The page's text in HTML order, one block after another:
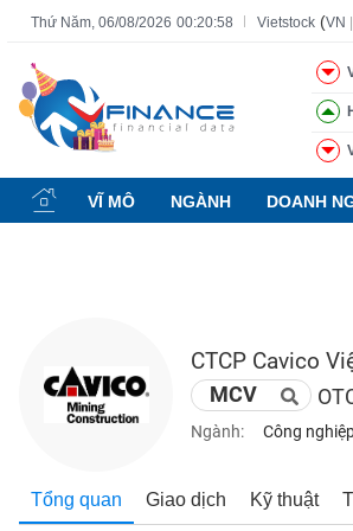
Thứ Năm, 06/08/2026 00:20:59 Vietstock (VN
VĨ MÔ NGÀNH DOANH
CTCP Cavico
MCV
Ngành: Công
Tổng quan Giao dịch Kỹ thuật
Tất cả Tính năng Ngành Mã
Tính
năng
(-)
CHỨNG
KHOÁN
NGHIỆP